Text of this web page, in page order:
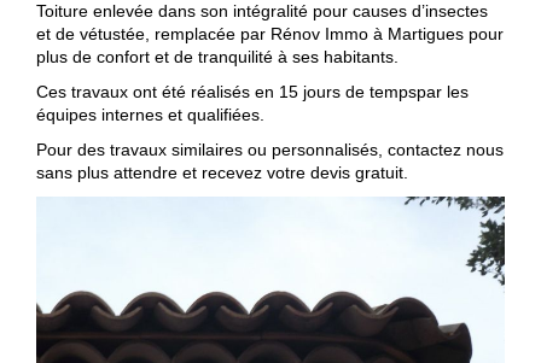
Toiture enlevée dans son intégralité pour causes d’insectes
et de vétustée, remplacée par Rénov Immo à Martigues pour
plus de confort et de tranquilité à ses habitants.
Ces travaux ont été réalisés en 15 jours de tempspar les
équipes internes et qualifiées.
Pour des travaux similaires ou personnalisés, contactez nous
sans plus attendre et recevez votre devis gratuit.